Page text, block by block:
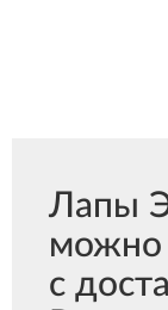
Лапы
можно
с